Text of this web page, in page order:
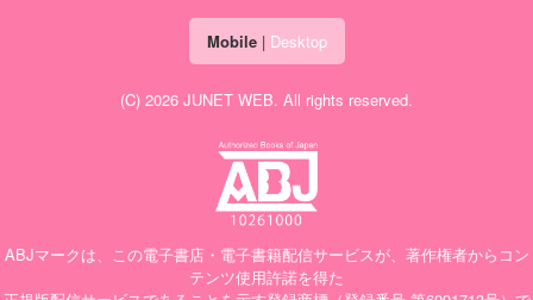
Mobile| Desktop
(C) 2026 JUNET WEB. All rights reserved.
ABJマークは、この電子書店・電子書籍配信サービスが、著作権者からコン
テンツ使用許諾を得た